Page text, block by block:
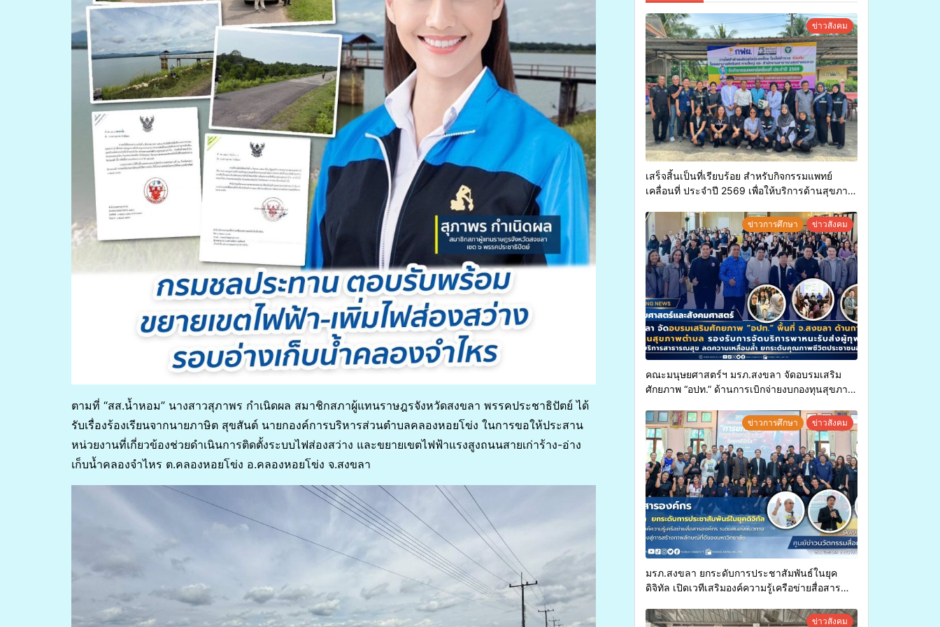
ตามที่ “สส.น้ำหอม” นางสาวสุภาพร กำเนิดผล สมาชิกสภาผู้แทนราษฎรจังหวัดสงขลา พรรคประชาธิปัตย์ ได้
รับเรื่องร้องเรียนจากนายภาษิต สุขสันต์ นายกองค์การบริหารส่วนตำบลคลองหอยโข่ง ในการขอให้ประสาน
หน่วยงานที่เกี่ยวข้องช่วยดำเนินการติดตั้งระบบไฟส่องสว่าง และขยายเขตไฟฟ้าแรงสูงถนนสายเก่าร้าง-อ่าง
เก็บน้ำคลองจำไหร ต.คลองหอยโข่ง อ.คลองหอยโข่ง จ.สงขลา
ข่าวสังคม
เสร็จสิ้นเป็นที่เรียบร้อย สำหรับกิจกรรมแพทย์
เคลื่อนที่ ประจำปี 2569 เพื่อให้บริการด้านสุขภาพ
ข่าวการศึกษา ข่าวสังคม
คณะมนุษยศาสตร์ฯ มรภ.สงขลา จัดอบรมเสริม
ศักยภาพ “อปท.” ด้านการเบิกจ่ายงบกองทุนสุขภาพ
ทุพพลภาพเพื่อเข้ารับบริการสาธารณสุข ลดความ
เหลื่อมล้ำ ยกระดับคุณภาพชีวิตประชาชนอย่าง
ยั่งยืน
ข่าวการศึกษา ข่าวสังคม
มรภ.สงขลา ยกระดับการประชาสัมพันธ์ในยุค
ดิจิทัล เปิดเวทีเสริมองค์ความรู้เครือข่ายสื่อสาร
การสร้างภาพลักษณ์ที่ดีของมหาวิทยาลัยข่าวสังคม